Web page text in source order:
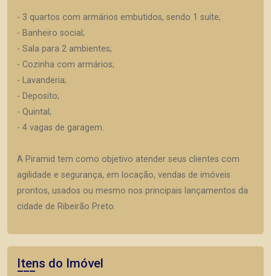
- 3 quartos com armários embutidos, sendo 1 suíte;
- Banheiro social;
- Sala para 2 ambientes;
- Cozinha com armários;
- Lavanderia;
- Deposito;
- Quintal;
- 4 vagas de garagem.
A Piramid tem como objetivo atender seus clientes com
agilidade e segurança, em locação, vendas de imóveis
prontos, usados ou mesmo nos principais lançamentos da
cidade de Ribeirão Preto.
Itens do Imóvel